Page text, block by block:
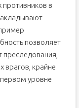
в
позволяет
преследования,
врагов, крайне
уровне